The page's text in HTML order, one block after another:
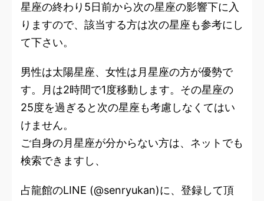
星座の終わり5日前から次の星座の影響下に入
りますので、該当する方は次の星座も参考にし
て下さい。
男性は太陽星座、女性は月星座の方が優勢で
す。月は2時間で1度移動します。その星座の
25度を過ぎると次の星座も考慮しなくてはい
けません。
ご自身の月星座が分からない方は、ネットでも
検索できますし、
占龍館のLINE (@senryukan)に、登録して頂